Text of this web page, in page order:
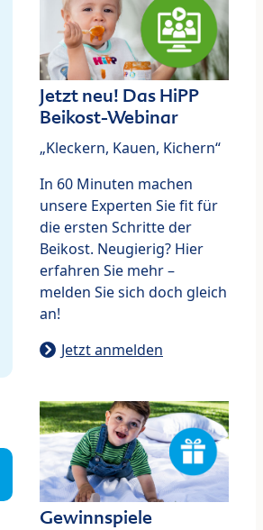
Jetzt neu! Das HiPP
Beikost-Webinar
„Kleckern, Kauen, Kichern“
In 60 Minuten machen
unsere Experten Sie fit für
die ersten Schritte der
Beikost. Neugierig? Hier
erfahren Sie mehr –
melden Sie sich doch gleich
an!
Jetzt anmelden
Gewinnspiele